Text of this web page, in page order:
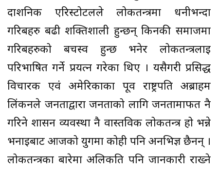
दार्शनिक एरिस्टोटलले लोकतन्त्रमा धनीभन्दा
गरिबहरु बढी शक्तिशाली हुन्छन् किनकी समाजमा
गरिबहरुको बर्चस्व हुन्छ भनेर लोकतन्त्रलाई
परिभाषित गर्ने प्रयत्न गरेका थिए । यसैगरी प्रसिद्ध
विचारक एवं अमेरिकाका पूर्व राष्ट्रपति अब्राहम
लिंकनले जनताद्वारा जनताको लागि जनतामार्फत नै
गरिने शासन व्यवस्था नै वास्तविक लोकतन्त्र हो भन्ने
भनाइबाट आजको युगमा कोही पनि अनभिज्ञ छैनन् ।
लोकतन्त्रका बारेमा अलिकति पनि जानकारी राख्ने